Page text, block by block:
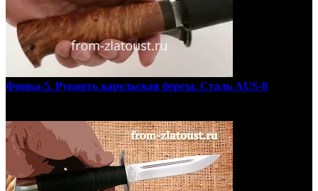
Финка-5. Рукоять карельская береза. Сталь AUS-8